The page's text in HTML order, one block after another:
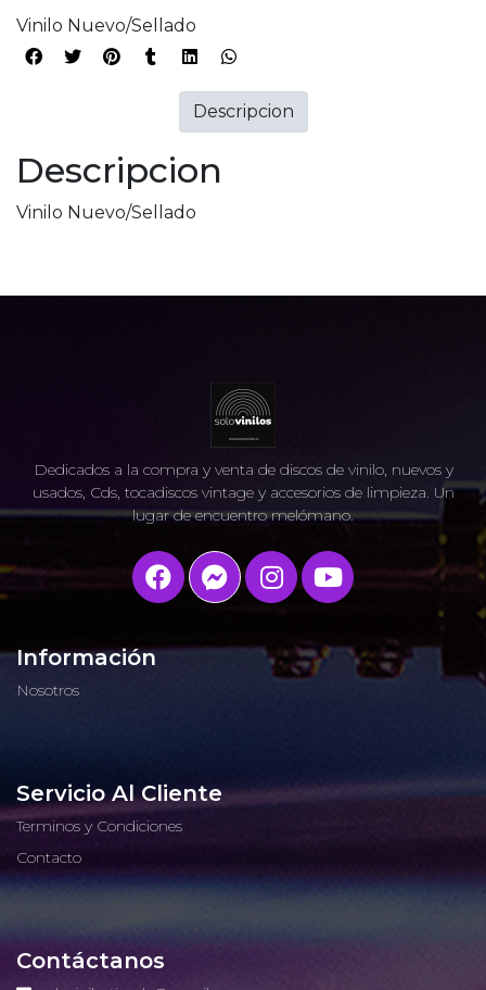
Vinilo Nuevo/Sellado
Descripcion
Vinilo Nuevo/Sellado
Descripcion
Dedicados a la compra y venta de discos de vinilo, nuevos y
usados, Cds, tocadiscos vintage y accesorios de limpieza. Un
lugar de encuentro melómano.
Información
Nosotros
Servicio Al Cliente
Terminos y Condiciones
Contacto
Contáctanos